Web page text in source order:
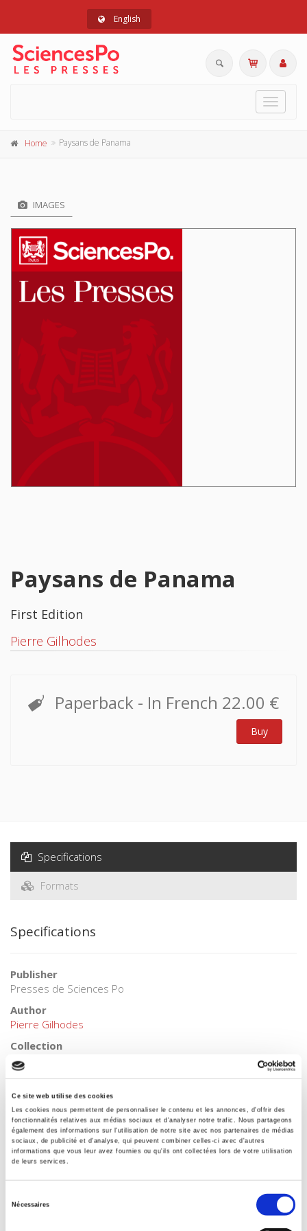
Ce site web utilise des cookies
Les cookies nous permettent de personnaliser le contenu et les annonces, d'offrir des
fonctionnalités relatives aux médias sociaux et d'analyser notre trafic. Nous partageons
également des informations sur l'utilisation de notre site avec nos partenaires de médias
sociaux, de publicité et d'analyse, qui peuvent combiner celles-ci avec d'autres
informations que vous leur avez fournies ou qu'ils ont collectées lors de votre utilisation
de leurs services.
Nécessaires
English
Toggle
Home Paysans de Panama
IMAGES
Paysans de Panama
First Edition
Pierre Gilhodes
Paperback - In French 22.00 €
Buy
Specifications
Formats
Specifications
Publisher
Presses de Sciences Po
Author
Pierre Gilhodes
Collection
Académique
Language
French
Tags
,agriculture
Publisher Category
> History field
>History